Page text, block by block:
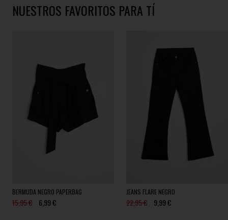
NUESTROS FAVORITOS PARA TÍ
BERMUDA NEGRO PAPERBAG
15,95 € 6,99 €
JEANS FLARE NEGRO
22,95 € 9,99 €